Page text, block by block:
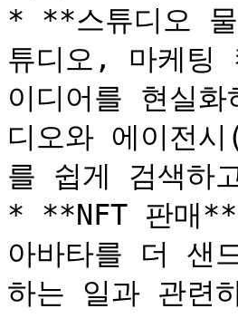
* **스튜디오
튜디오, 마케팅
이디어를 현실
디오와 에이전
를 쉽게 검색하
* **NFT 판매
아바타를 더 샌
하는 일과 관련